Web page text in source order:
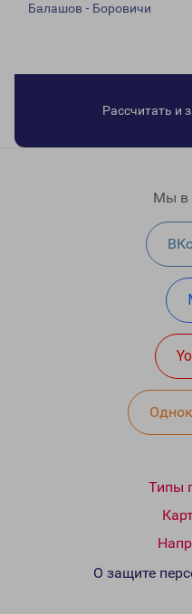
Балашов - Боровичи
Рассчитать и
Мы в
Типы
О защите